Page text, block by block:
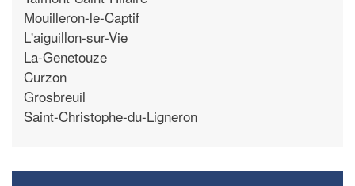
Mouilleron-le-Captif
L'aiguillon-sur-Vie
La-Genetouze
Curzon
Grosbreuil
Saint-Christophe-du-Ligneron